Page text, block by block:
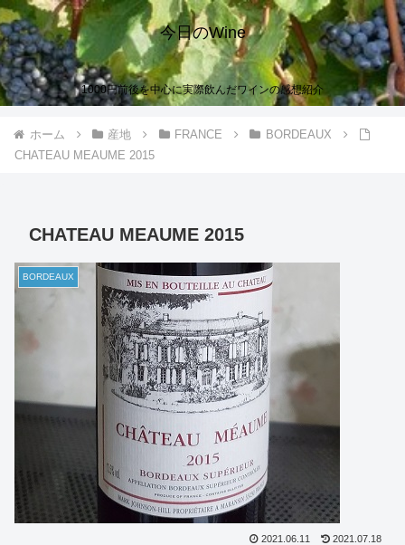
今日のWine
1000円前後を中心に実際飲んだワインの感想紹介
ホーム 産地 FRANCE
BORDEAUX
CHATEAU MEAUME 2015
CHATEAU MEAUME 2015
BORDEAUX
2021.06.11 2021.07.18